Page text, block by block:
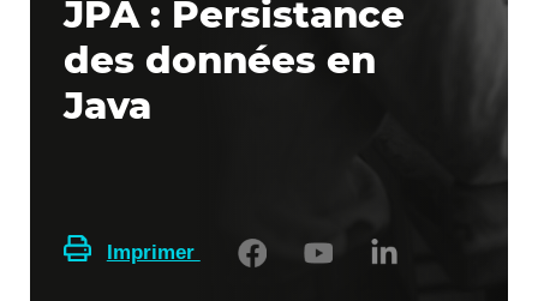
JPA : Persistance
des données en
Java
Imprimer